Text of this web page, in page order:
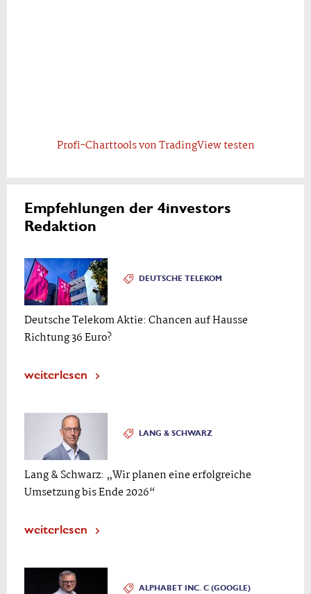
Profi-Charttools von TradingView testen
Empfehlungen der 4investors
Redaktion
DEUTSCHE TELEKOM
Deutsche Telekom Aktie: Chancen auf Hausse
Richtung 36 Euro?
weiterlesen
LANG & SCHWARZ
Lang & Schwarz: „Wir planen eine erfolgreiche
Umsetzung bis Ende 2026“
weiterlesen
ALPHABET INC. C (GOOGLE)